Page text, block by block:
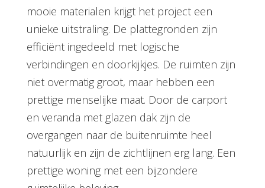
De grote vormen zijn redelijk traditioneel,
maar door een verfijnde detaillering en de
mooie materialen krijgt het project een
unieke uitstraling. De plattegronden zijn
efficiënt ingedeeld met logische
verbindingen en doorkijkjes. De ruimten zijn
niet overmatig groot, maar hebben een
prettige menselijke maat. Door de carport
en veranda met glazen dak zijn de
overgangen naar de buitenruimte heel